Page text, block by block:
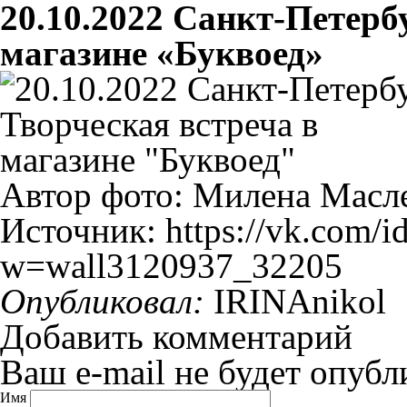
20.10.2022 Санкт-
магазине «Буквоед»
Автор фото: Милена
Источник: https://vk.com/
w=wall3120937_32205
Опубликовал: IRINAnikol
Добавить комментарий
Ваш e-mail не будет
Имя